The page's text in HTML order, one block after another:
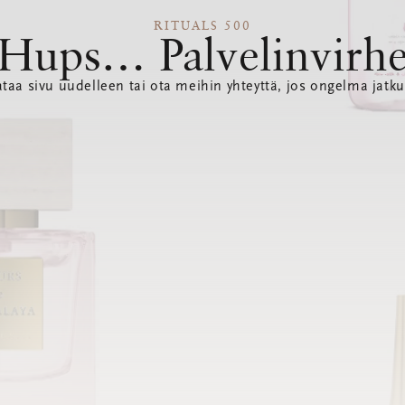
RITUALS 500
sivu uudelleen tai ota meihin yhteyttä, jos ongelma